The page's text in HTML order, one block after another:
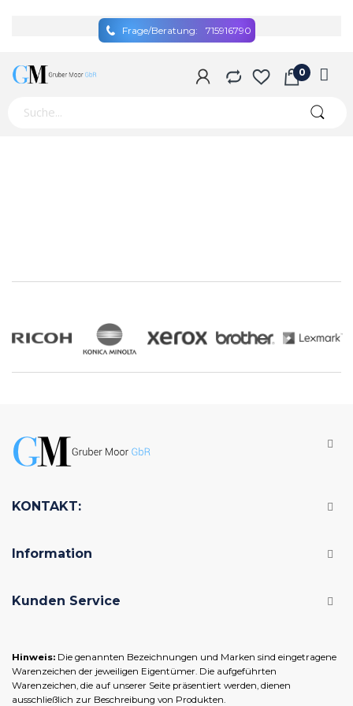
Frage/Beratung: 715916790
KONTAKT:
Information
Kunden Service
Hinweis: Die genannten Bezeichnungen und Marken sind eingetragene
Warenzeichen der jeweiligen Eigentümer. Die aufgeführten
Warenzeichen, die auf unserer Seite präsentiert werden, dienen
ausschließlich zur Beschreibung von Produkten.